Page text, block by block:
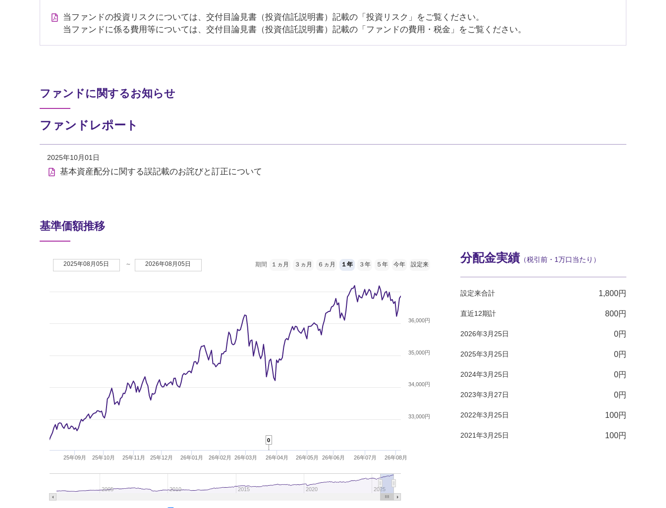
当ファンドの投資リスクについては、交付目論見書（投資信託説明書）記載の「投資リスク」をご覧ください。
当ファンドに係る費用等については、交付目論見書（投資信託説明書）記載の「ファンドの費用・税金」をご覧ください。
ファンドに関するお知らせ
ファンドレポート
2025年10月01日
基本資産配分に関する誤記載のお詫びと訂正について
基準価額推移
0
25年09月 25年10月 25年11月 25年12月 26年01月 26年02月 26年03月 26年04月 26年05月 26年06月 26年07月 26年08月
2005 2010 2015 2020 2025
33,000円
34,000円
35,000円
36,000円
期間 １ヵ月 ３ヵ月 ６ヵ月 １年 ３年 ５年 今年 設定来
2025年08月05日 ～ 2026年08月05日 分配金実績 （税引前・1万口当たり）
設定来合計 1,800円
直近12期計 800円
2026年3月25日 0円
2025年3月25日 0円
2024年3月25日 0円
2023年3月27日 0円
2022年3月25日 100円
2021年3月25日 100円